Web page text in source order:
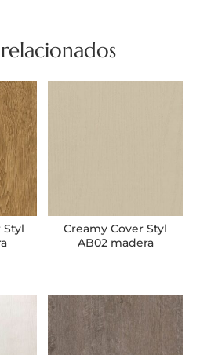
Styl
Creamy Cover Styl
AB02 madera